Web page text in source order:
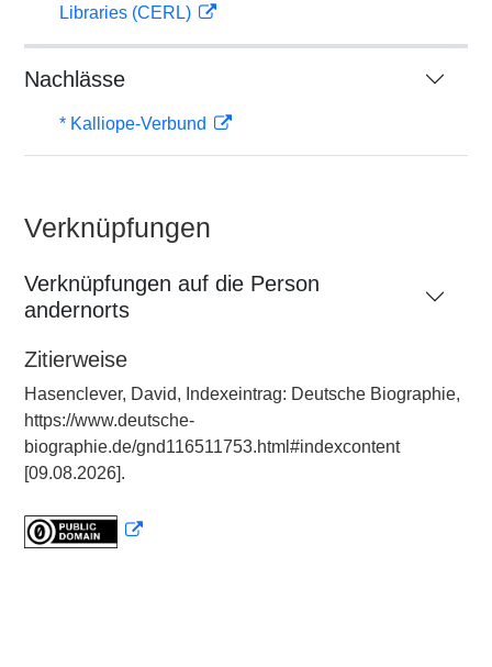
Libraries (CERL)
Nachlässe
* Kalliope-Verbund
Verknüpfungen
Verknüpfungen auf die Person
andernorts
Zitierweise
Hasenclever, David, Indexeintrag: Deutsche Biographie,
https://www.deutsche-
biographie.de/gnd116511753.html#indexcontent
[09.08.2026].